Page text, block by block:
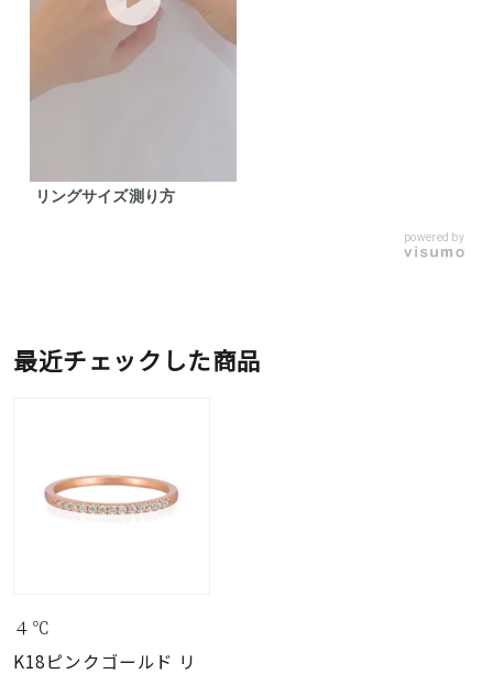
リングサイズ測り方
powered by
最近チェックした商品
４℃
K18ピンクゴールド リ